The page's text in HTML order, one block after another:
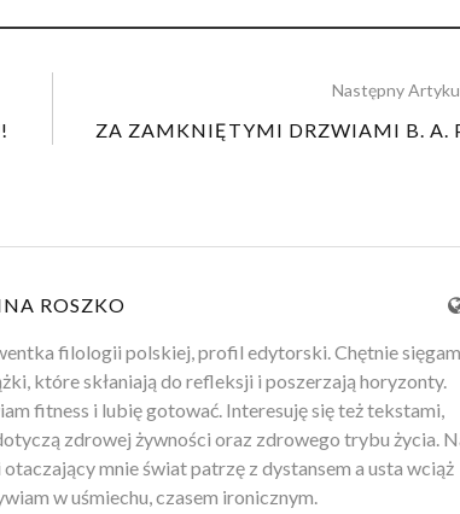
Następny
ZA ZAMKNIĘTYMI DRZWIAMI B. A.
ROSZKO
filologii polskiej, profil edytorski. Chętnie sięgam
które skłaniają do refleksji i poszerzają horyzonty.
fitness i lubię gotować. Interesuję się też tekstami,
zdrowej żywności oraz zdrowego trybu życia.
otaczający mnie świat patrzę z dystansem a usta wciąż
w uśmiechu, czasem ironicznym.